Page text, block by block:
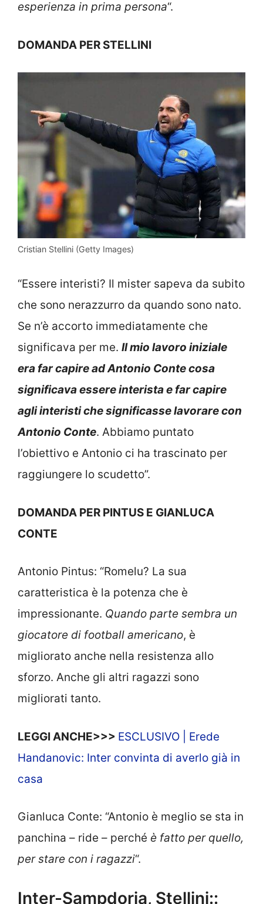
esperienza in prima persona“.
DOMANDA PER STELLINI
Cristian Stellini (Getty Images)
“Essere interisti? Il mister sapeva da subito
che sono nerazzurro da quando sono nato.
Se n’è accorto immediatamente che
significava per me. Il mio lavoro iniziale
era far capire ad Antonio Conte cosa
significava essere interista e far capire
agli interisti che significasse lavorare con
Antonio Conte. Abbiamo puntato
l’obiettivo e Antonio ci ha trascinato per
raggiungere lo scudetto”.
DOMANDA PER PINTUS E GIANLUCA
CONTE
Antonio Pintus: “Romelu? La sua
caratteristica è la potenza che è
impressionante. Quando parte sembra un
giocatore di football americano, è
migliorato anche nella resistenza allo
sforzo. Anche gli altri ragazzi sono
migliorati tanto.
LEGGI ANCHE>>> ESCLUSIVO | Erede
Handanovic: Inter convinta di averlo già in
casa
Gianluca Conte: “Antonio è meglio se sta in
panchina – ride – perché è fatto per quello,
per stare con i ragazzi“.
Inter-Sampdoria, Stellini::